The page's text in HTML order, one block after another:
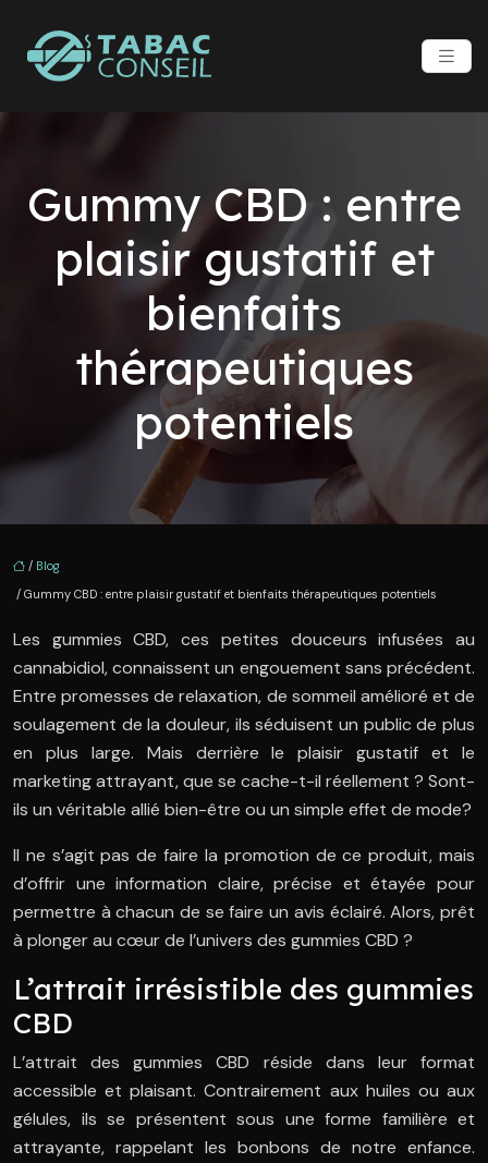
Gummy CBD : entre
plaisir gustatif et
bienfaits
thérapeutiques
potentiels
/ Blog
/ Gummy CBD : entre plaisir gustatif et bienfaits thérapeutiques potentiels
Les gummies CBD, ces petites douceurs infusées au
cannabidiol, connaissent un engouement sans précédent.
Entre promesses de relaxation, de sommeil amélioré et de
soulagement de la douleur, ils séduisent un public de plus
en plus large. Mais derrière le plaisir gustatif et le
marketing attrayant, que se cache-t-il réellement ? Sont-
ils un véritable allié bien-être ou un simple effet de mode?
Il ne s’agit pas de faire la promotion de ce produit, mais
d’offrir une information claire, précise et étayée pour
permettre à chacun de se faire un avis éclairé. Alors, prêt
à plonger au cœur de l’univers des gummies CBD ?
L’attrait irrésistible des gummies
CBD
L’attrait des gummies CBD réside dans leur format
accessible et plaisant. Contrairement aux huiles ou aux
gélules, ils se présentent sous une forme familière et
attrayante, rappelant les bonbons de notre enfance.